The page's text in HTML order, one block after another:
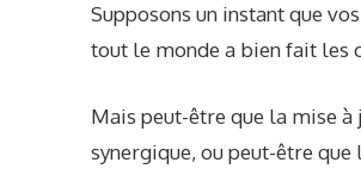
Supposons un instant que
tout le monde a bien fait les
Mais peut-être que la mise
synergique, ou peut-être que